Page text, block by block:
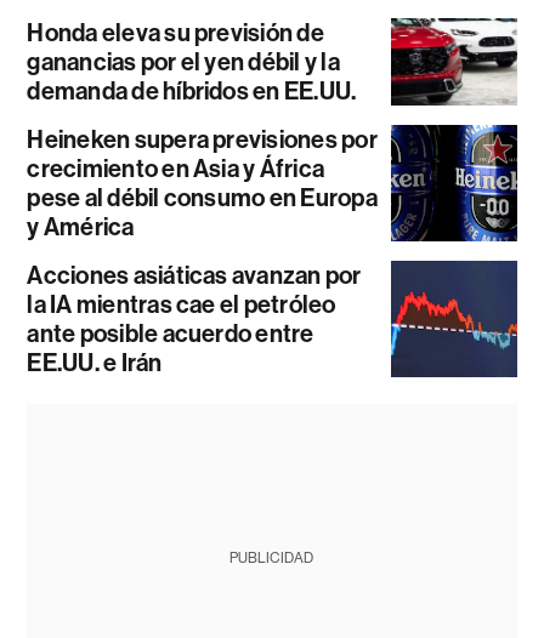
Honda eleva su previsión de
ganancias por el yen débil y la
demanda de híbridos en EE.UU.
Heineken supera previsiones por
crecimiento en Asia y África
pese al débil consumo en Europa
y América
Acciones asiáticas avanzan por
la IA mientras cae el petróleo
ante posible acuerdo entre
EE.UU. e Irán
PUBLICIDAD